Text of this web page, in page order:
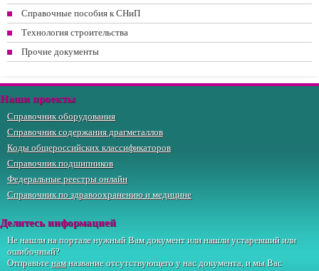
Справочные пособия к СНиП
Технология строительства
Прочие документы
Наши проекты
Справочник оборудования
Справочник содержания драгметаллов
Коды общероссийских классификаторов
Справочник подшипников
Федеральные реестры онлайн
Справочник по здравоохранению и медицине
Делитесь информацией
Не нашли на портале нужный Вам документ или нашли устаревший или
ошибочный?
Отправьтенамназвание отсутствующего у нас документа, и мы Вас